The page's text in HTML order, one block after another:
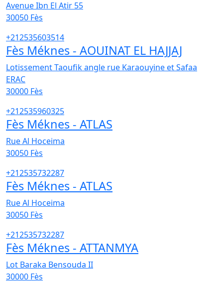
Avenue Ibn El Atir 55
30050 Fès
+212535603514
Fès Méknes - AOUINAT EL HAJJAJ
Lotissement Taoufik angle rue Karaouyine et Safaa
ERAC
30000 Fès
+212535960325
Fès Méknes - ATLAS
Rue Al Hoceima
30050 Fès
+212535732287
Fès Méknes - ATLAS
Rue Al Hoceima
30050 Fès
+212535732287
Fès Méknes - ATTANMYA
Lot Baraka Bensouda II
30000 Fès